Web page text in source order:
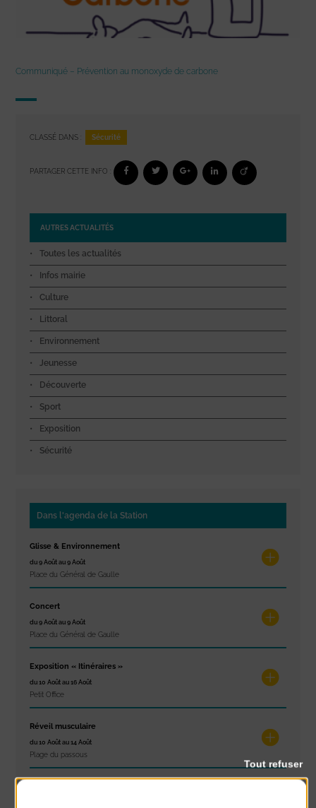
Communiqué – Prévention au monoxyde de carbone
CLASSÉ DANS : Sécurité
PARTAGER CETTE INFO :
AUTRES ACTUALITÉS
Toutes les actualités
Infos mairie
Culture
Littoral
Environnement
Jeunesse
Découverte
Sport
Exposition
Sécurité
Dans l'agenda de la Station
Glisse & Environnement
du 9 Août au 9 Août
Place du Général de Gaulle
Concert
du 9 Août au 9 Août
Place du Général de Gaulle
Exposition « Itinéraires »
du 10 Août au 16 Août
Petit Office
Réveil musculaire
du 10 Août au 14 Août
Plage du passous
Tout refuser